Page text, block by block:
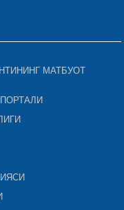
МАТБУОТ